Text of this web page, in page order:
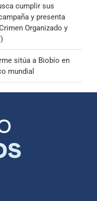
cumplir sus
y presenta
Organizado y
sitúa a Biobío en
mundial